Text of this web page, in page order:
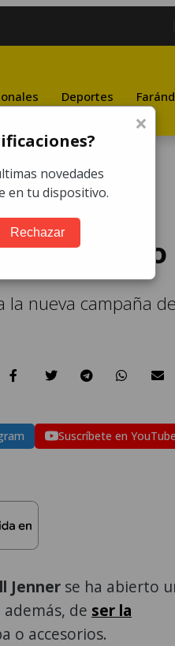
Deportes
con
de baño
la nueva campaña
Suscríbete en
Jenner se ha abierto
de ser la
o accesorios.
×
novedades
en tu dispositivo.
Rechazar